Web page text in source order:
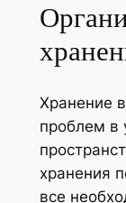
Хранение
проблем в
хранения
все